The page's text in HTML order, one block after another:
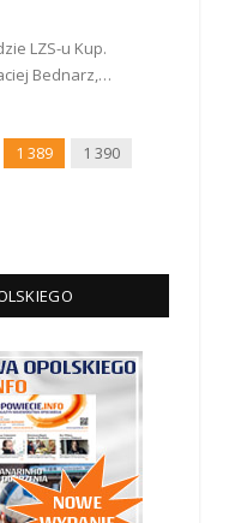
LZS-u Kup.
Bednarz,…
1 389
1 390